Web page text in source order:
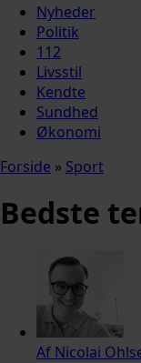
Nyheder
Politik
112
Livsstil
Kendte
Sundhed
Økonomi
Forside » Sport
Bedste
Af Nicolai